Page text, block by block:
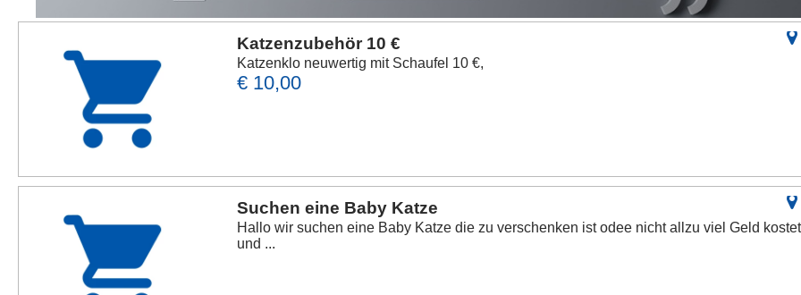
Katzenzubehör 10 €
Katzenklo neuwertig mit Schaufel 10 €,
€ 10,00
Suchen eine Baby Katze
Hallo wir suchen eine Baby Katze die zu verschenken ist odee nicht allzu viel Geld kostet
und ...